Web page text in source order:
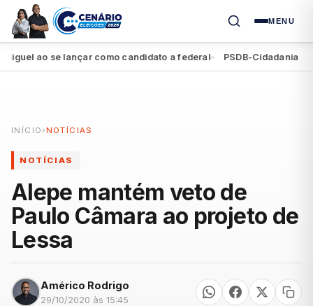
MENU
ao se lançar como candidato a federal● PSDB-Cidadania
INÍCIO › NOTÍCIAS
NOTÍCIAS
Alepe mantém veto de
Paulo Câmara ao projeto de
Lessa
Américo Rodrigo
29/10/2020 às 15:45